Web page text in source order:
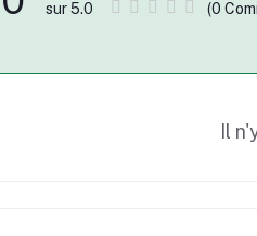
sur 5.0 (0
Il